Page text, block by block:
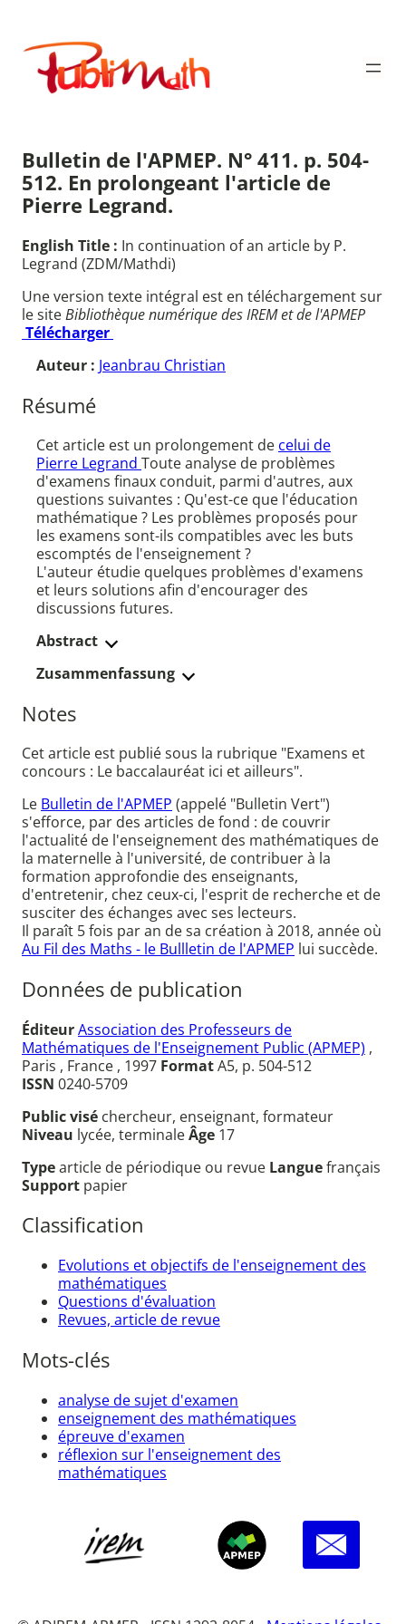
contenu
Publimath
Bulletin de l'APMEP. N° 411. p. 504-
512. En prolongeant l'article de
Pierre Legrand.
English Title : In continuation of an article by P.
Legrand (ZDM/Mathdi)
Une version texte intégral est en téléchargement sur
le siteBibliothèque numérique des IREM et de l'APMEP
Télécharger
Auteur : Jeanbrau Christian
Résumé
Cet article est un prolongement de celui de
Pierre Legrand Toute analyse de problèmes
d'examens finaux conduit, parmi d'autres, aux
questions suivantes : Qu'est-ce que l'éducation
mathématique ? Les problèmes proposés pour
les examens sont-ils compatibles avec les buts
escomptés de l'enseignement ?
L'auteur étudie quelques problèmes d'examens
et leurs solutions afin d'encourager des
discussions futures.
Abstract
Zusammenfassung
Notes
Cet article est publié sous la rubrique "Examens et
concours : Le baccalauréat ici et ailleurs".
Le Bulletin de l'APMEP (appelé "Bulletin Vert")
s'efforce, par des articles de fond : de couvrir
l'actualité de l'enseignement des mathématiques de
la maternelle à l'université, de contribuer à la
formation approfondie des enseignants,
d'entretenir, chez ceux-ci, l'esprit de recherche et de
susciter des échanges avec ses lecteurs.
Il paraît 5 fois par an de sa création à 2018, année où
Au Fil des Maths - le Bullletin de l'APMEP lui succède.
Données de publication
ÉditeurAssociation des Professeurs de
Mathématiques de l'Enseignement Public (APMEP) ,
Paris , France , 1997 FormatA5, p. 504-512
ISSN 0240-5709
Public visé chercheur, enseignant, formateur
Niveau lycée, terminaleÂge 17
Typearticle de périodique ou revue Languefrançais
Support papier
Classification
Evolutions et objectifs de l'enseignement des
mathématiques
Questions d'évaluation
Revues, article de revue
Mots-clés
analyse de sujet d'examen
enseignement des mathématiques
épreuve d'examen
réflexion sur l'enseignement des
mathématiques